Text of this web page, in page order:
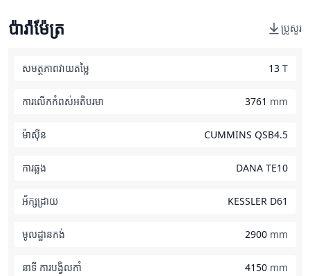
ប៉ារ៉ាម៉ែត្រ ប្រូសួរ
សមត្ថភាពវាយតម្លៃ 13 T
ការលើកកំពស់អតិបរមា 3761 mm
ម៉ាស៊ីន CUMMINS QSB4.5
ការឆ្លង DANA TE10
អ័ក្សដ្រាយ KESSLER D61
មូលដ្ឋានកង់ 2900 mm
នាទី ការបង្វិលកាំ 4150 mm